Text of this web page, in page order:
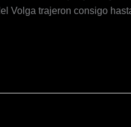
Volga trajeron consigo